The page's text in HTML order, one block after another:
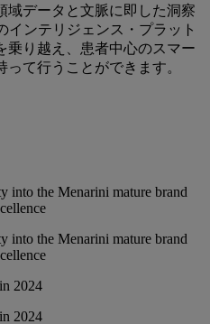
域データと文脈に即した洞察
インテリジェンス・プラット
乗り越え、患者中心のスマー
って行うことができます。
into the Menarini mature brand
into the Menarini mature brand
2024
2024